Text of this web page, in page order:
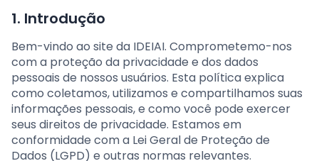
1. Introdução
Bem-vindo ao site da IDEIAI. Comprometemo-nos
com a proteção da privacidade e dos dados
pessoais de nossos usuários. Esta política explica
como coletamos, utilizamos e compartilhamos suas
informações pessoais, e como você pode exercer
seus direitos de privacidade. Estamos em
conformidade com a Lei Geral de Proteção de
Dados (LGPD) e outras normas relevantes.